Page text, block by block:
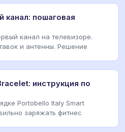
канал: пошаговая
канал на телевизоре.
и антенны. Решение
инструкция по
Portobello Italy Smart
заряжать фитнес